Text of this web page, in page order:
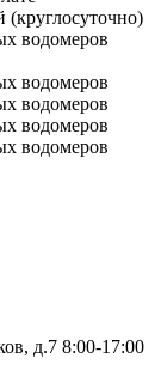
(круглосуточно)
водомеров
водомеров
водомеров
водомеров
водомеров
д.7 8:00-17:00